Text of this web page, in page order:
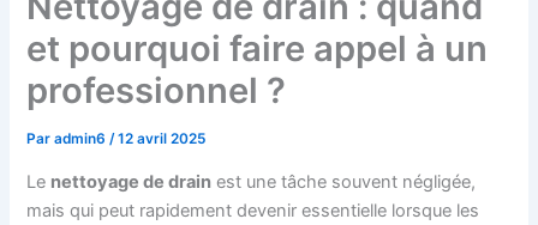
et pourquoi faire appel à un
professionnel ?
Paradmin6/12 avril 2025
Le nettoyage de drain est une tâche souvent négligée,
mais qui peut rapidement devenir essentielle lorsque les